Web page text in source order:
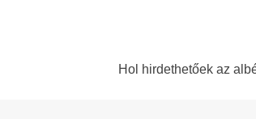
Hol hirdethetőek az